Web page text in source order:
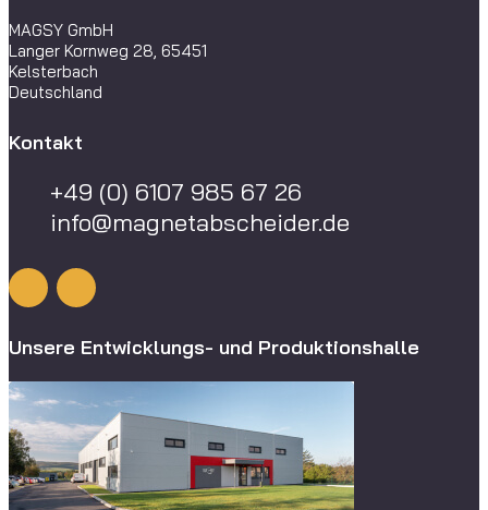
MAGSY GmbH
Langer Kornweg 28, 65451
Kelsterbach
Deutschland
Kontakt
+49 (0) 6107 985 67 26
info@magnetabscheider.de
Unsere Entwicklungs- und Produktionshalle